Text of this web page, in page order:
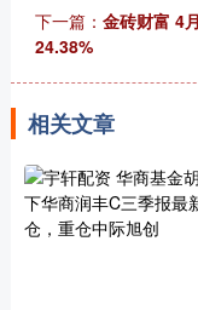
下一篇： 金砖财富 4
24.38%
相关文章